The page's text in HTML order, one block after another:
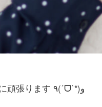
1枚の写真だけどその写真で新潟を表現できるように頑張ります ٩(ˊᗜˋ*)و